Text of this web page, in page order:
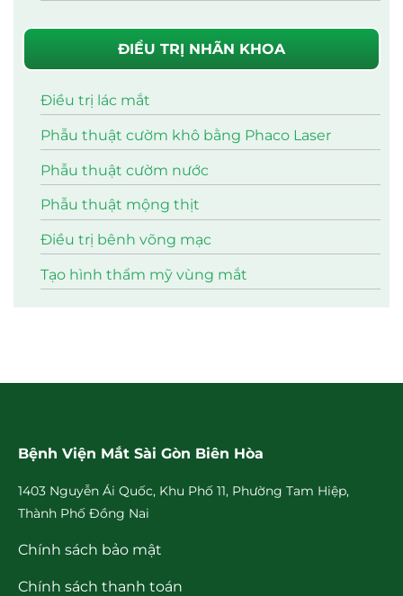
ĐIỀU TRỊ NHÃN KHOA
Điều trị lác mắt
Phẫu thuật cườm khô bằng Phaco Laser
Phẫu thuật cườm nước
Phẫu thuật mộng thịt
Điều trị bênh võng mạc
Tạo hình thẩm mỹ vùng mắt
Bệnh Viện Mắt Sài Gòn Biên Hòa
1403 Nguyễn Ái Quốc, Khu Phố 11, Phường Tam Hiệp,
Thành Phố Đồng Nai
Chính sách bảo mật
Chính sách thanh toán